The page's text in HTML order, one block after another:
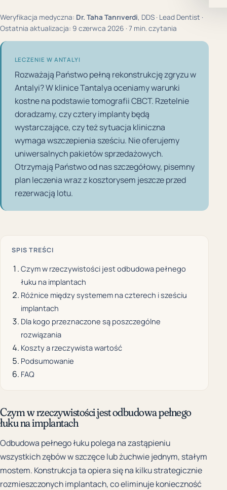
Weryfikacja medyczna: Dr. Taha Tanrıverdi, DDS · Lead Dentist ·
Ostatnia aktualizacja: 9 czerwca 2026 · 7 min. czytania
LECZENIE W ANTALYI
Rozważają Państwo pełną rekonstrukcję zgryzu w
Antalyi? W klinice Tantalya oceniamy warunki
kostne na podstawie tomografii CBCT. Rzetelnie
doradzamy, czy cztery implanty będą
wystarczające, czy też sytuacja kliniczna
wymaga wszczepienia sześciu. Nie oferujemy
uniwersalnych pakietów sprzedażowych.
Otrzymają Państwo od nas szczegółowy, pisemny
plan leczenia wraz z kosztorysem jeszcze przed
rezerwacją lotu.
SPIS TREŚCI
Czym w rzeczywistości jest odbudowa pełnego
łuku na implantach
Różnice między systemem na czterech i sześciu
implantach
Dla kogo przeznaczone są poszczególne
rozwiązania
Koszty a rzeczywista wartość
Podsumowanie
FAQ
Czym w rzeczywistości jest odbudowa pełnego
łuku na implantach
Odbudowa pełnego łuku polega na zastąpieniu
wszystkich zębów w szczęce lub żuchwie jednym, stałym
mostem. Konstrukcja ta opiera się na kilku strategicznie
rozmieszczonych implantach, co eliminuje konieczność